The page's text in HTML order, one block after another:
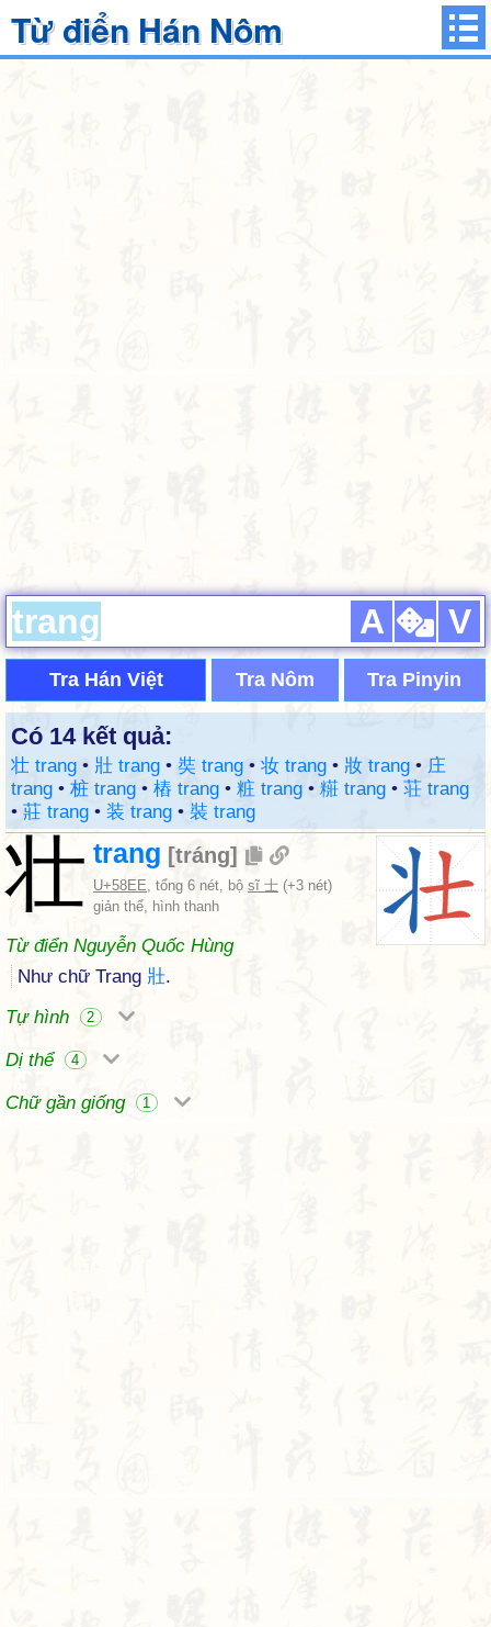
Từ điển Hán Nôm
A V
Tra Hán Việt Tra Nôm Tra Pinyin
Có 14 kết quả:
壮 trang • 壯 trang • 奘 trang • 妆 trang • 妝 trang • 庄
trang • 桩 trang • 樁 trang • 粧 trang • 糚 trang • 荘 trang
• 莊 trang • 装 trang • 裝 trang
壮 trang [tráng]
U+58EE, tổng 6 nét, bộ sĩ 士 (+3 nét)
giản thể, hình thanh
Từ điển Nguyễn Quốc Hùng
Như chữ Trang 壯.
Tự hình
2
Dị thể 4
Chữ gần giống 1